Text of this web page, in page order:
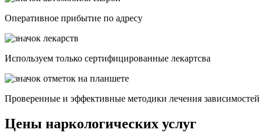
Опеpативное прибытие по адресу
Используем только сертифицированные лекартсва
Проверенные и эффективные методики лечения зависимостей
Цены наркологических услуг